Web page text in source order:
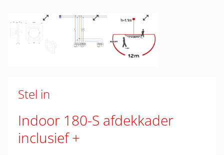
Stel in
Indoor 180-S afdekkader
inclusief